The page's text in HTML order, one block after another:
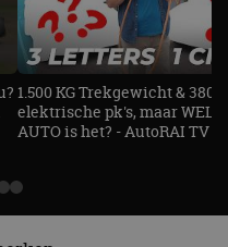
1.500 KG Trekgewicht & 380
elektrische pk's, maar
AUTO is het? - AutoRAI TV
/
Vervaldatum
1 jaar
Deze
gebruikt
vertrouwd
te